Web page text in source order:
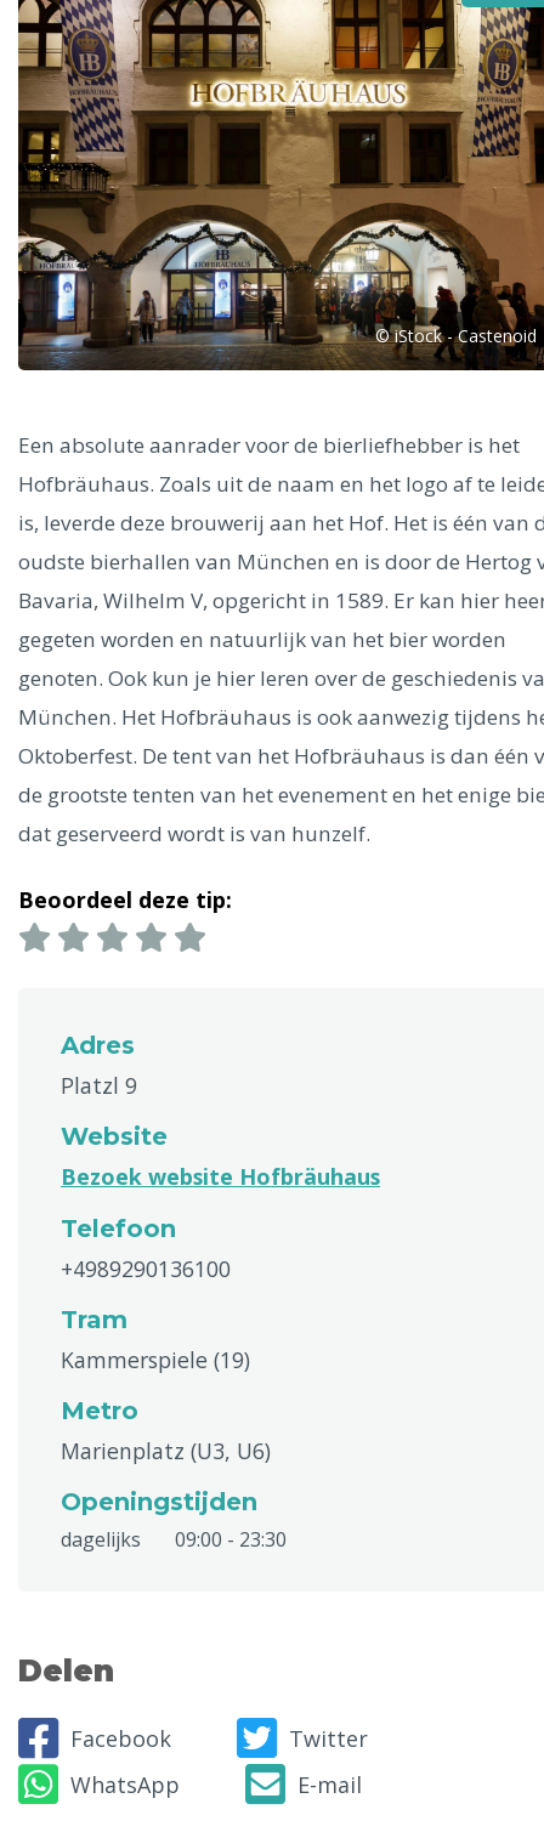
Alle steden
Phoenix
Dresden
Singapore
Mechelen
Dublin
Hong Kong München Wenen Budapest
Madrid
Vancouver
Alles bekijken
© iStock - Castenoid
Een absolute aanrader voor de bierliefhebber is het
Hofbräuhaus. Zoals uit de naam en het logo af te
is, leverde deze brouwerij aan het Hof. Het is één van
oudste bierhallen van München en is door de Hertog
Bavaria, Wilhelm V, opgericht in 1589. Er kan hier
gegeten worden en natuurlijk van het bier worden
genoten. Ook kun je hier leren over de geschiedenis
München. Het Hofbräuhaus is ook aanwezig tijdens
Oktoberfest. De tent van het Hofbräuhaus is dan één
de grootste tenten van het evenement en het enige
dat geserveerd wordt is van hunzelf.
Beoordeel deze tip:
Adres
Platzl 9
Website
Bezoek website Hofbräuhaus
Telefoon
+4989290136100
Tram
Kammerspiele (19)
Metro
Marienplatz (U3, U6)
Openingstijden
dagelijks 09:00 - 23:30
Delen
Facebook
Twitter
WhatsApp
E-mail